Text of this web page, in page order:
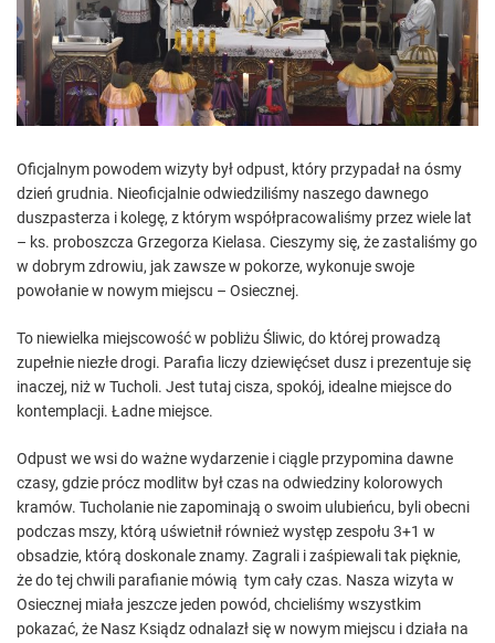
e
a
d
t
i
m
e
Oficjalnym powodem wizyty był odpust, który przypadał na ósmy
dzień grudnia. Nieoficjalnie odwiedziliśmy naszego dawnego
duszpasterza i kolegę, z którym współpracowaliśmy przez wiele lat
– ks. proboszcza Grzegorza Kielasa. Cieszymy się, że zastaliśmy go
w dobrym zdrowiu, jak zawsze w pokorze, wykonuje swoje
powołanie w nowym miejscu – Osiecznej.
To niewielka miejscowość w pobliżu Śliwic, do której prowadzą
zupełnie niezłe drogi. Parafia liczy dziewięćset dusz i prezentuje się
inaczej, niż w Tucholi. Jest tutaj cisza, spokój, idealne miejsce do
kontemplacji. Ładne miejsce.
Odpust we wsi do ważne wydarzenie i ciągle przypomina dawne
czasy, gdzie prócz modlitw był czas na odwiedziny kolorowych
kramów. Tucholanie nie zapominają o swoim ulubieńcu, byli obecni
podczas mszy, którą uświetnił również występ zespołu 3+1 w
obsadzie, którą doskonale znamy. Zagrali i zaśpiewali tak pięknie,
że do tej chwili parafianie mówią tym cały czas. Nasza wizyta w
Osiecznej miała jeszcze jeden powód, chcieliśmy wszystkim
pokazać, że Nasz Ksiądz odnalazł się w nowym miejscu i działa na